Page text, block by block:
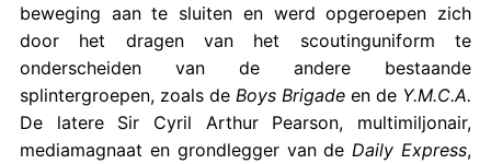
beweging aan te sluiten en werd opgeroepen zich
door het dragen van het scoutinguniform te
onderscheiden van de andere bestaande
splintergroepen, zoals de Boys Brigade en de Y.M.C.A.
De latere Sir Cyril Arthur Pearson, multimiljonair,
mediamagnaat en grondlegger van de Daily Express,